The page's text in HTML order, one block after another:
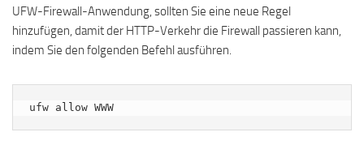
UFW-Firewall-Anwendung, sollten Sie eine neue Regel
hinzufügen, damit der HTTP-Verkehr die Firewall passieren kann,
indem Sie den folgenden Befehl ausführen.
ufw allow WWW